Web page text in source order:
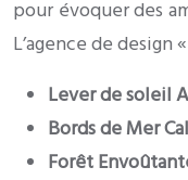
pour évoquer des
L’agence de
Lever de soleil
Bords de Mer
Forêt